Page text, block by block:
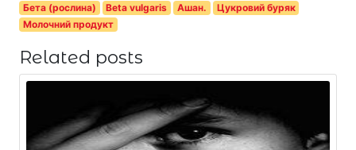
Бета (рослина)
Beta vulgaris Ашан.
Цукровий буряк
Молочний продукт
Related posts